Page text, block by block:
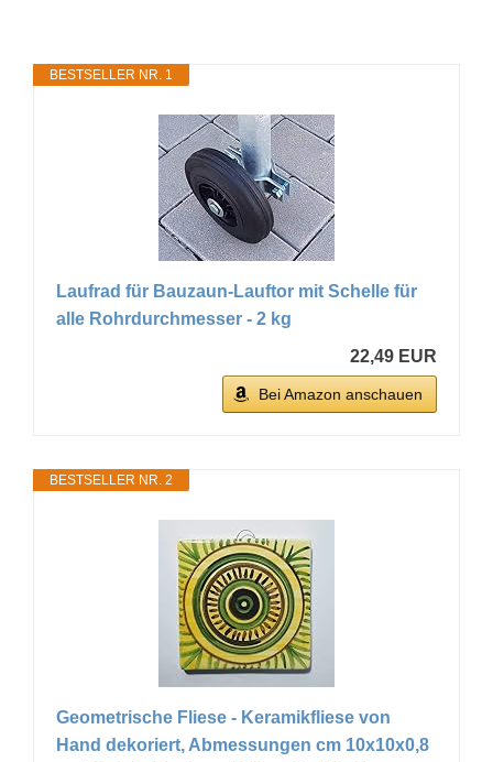
BESTSELLER NR. 1
Laufrad für Bauzaun-Lauftor mit Schelle für
alle Rohrdurchmesser - 2 kg
22,49 EUR
Bei Amazon anschauen
BESTSELLER NR. 2
Geometrische Fliese - Keramikfliese von
Hand dekoriert, Abmessungen cm 10x10x0,8